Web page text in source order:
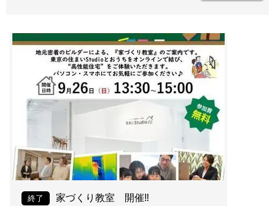
終了 家づくり教室 開催‼